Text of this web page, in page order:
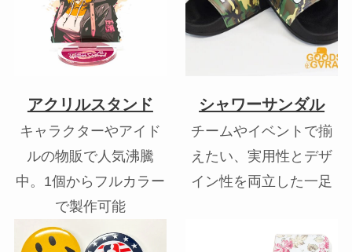
アクリルスタンド
キャラクターやアイド
ルの物販で人気沸騰
中。1個からフルカラー
で製作可能
シャワーサンダル
チームやイベントで揃
えたい、実用性とデザ
イン性を両立した一足